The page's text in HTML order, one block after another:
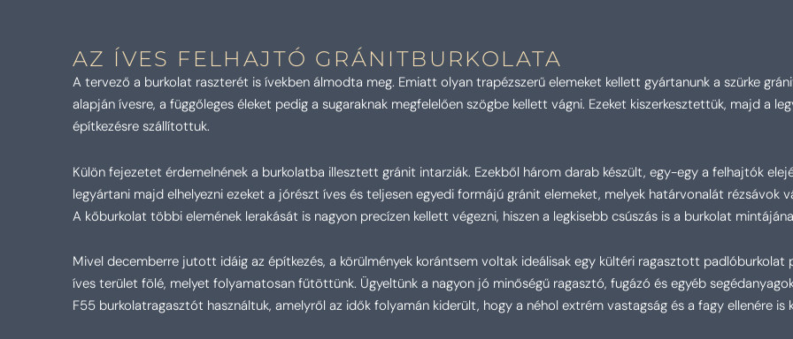
AZ ÍVES FELHAJTÓ GRÁNITBURKOLATA
A tervező a burkolat raszterét is ívekben álmodta meg. Emiatt olyan trapézszerű elemeket kellett gyártanunk a szürke
alapján ívesre, a függőleges éleket pedig a sugaraknak megfelelően szögbe kellett vágni. Ezeket kiszerkesztettük, majd a
építkezésre szállítottuk.
Külön fejezetet érdemelnének a burkolatba illesztett gránit intarziák. Ezekből három darab készült, egy-egy a felhajtók
legyártani majd elhelyezni ezeket a jórészt íves és teljesen egyedi formájú gránit elemeket, melyek határvonalát rézsávok
A kőburkolat többi elemének lerakását is nagyon precízen kellett végezni, hiszen a legkisebb csúszás is a burkolat
Mivel decemberre jutott idáig az építkezés, a körülmények korántsem voltak ideálisak egy kültéri ragasztott
íves terület fölé, melyet folyamatosan fűtöttünk. Ügyeltünk a nagyon jó minőségű ragasztó, fugázó és egyéb
F55 burkolatragasztót használtuk, amelyről az idők folyamán kiderült, hogy a néhol extrém vastagság és a fagy ellenére